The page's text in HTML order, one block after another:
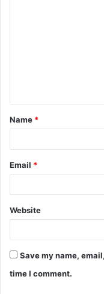
t
*
Name *
Email *
Website
Save my name,
time I comment.